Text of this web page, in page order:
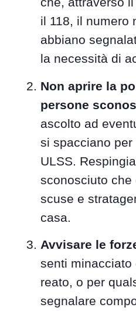
il 118, il numero
abbiano
la necessità di
Non aprire la
persone
ascolto ad
si spacciano
ULSS.
sconosciuto che
scuse e
casa.
Avvisare le
senti
reato, o per
segnalare